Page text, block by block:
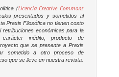
(Licencia Creative Commons
presentados y sometidos al
Praxis Filosófica no tienen costo
económicas para la
inédito, producto de
que se presente a Praxis
sometido a otro proceso de
que se lleve en nuestra revista.